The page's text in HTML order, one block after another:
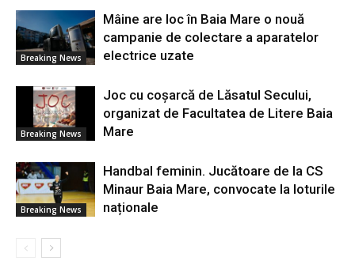
Breaking News
Mâine are loc în Baia Mare o nouă
campanie de colectare a aparatelor
electrice uzate
Breaking News
Joc cu coșarcă de Lăsatul Secului,
organizat de Facultatea de Litere Baia
Mare
Breaking News
Handbal feminin. Jucătoare de la CS
Minaur Baia Mare, convocate la loturile
naționale